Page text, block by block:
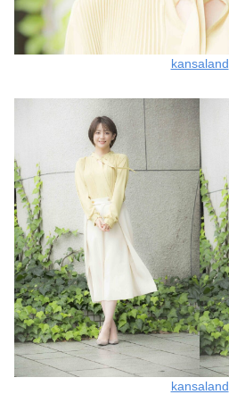
kansaland
kansaland